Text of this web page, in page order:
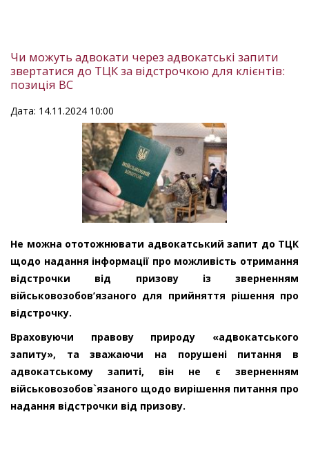
Чи можуть адвокати через адвокатські запити
звертатися до ТЦК за відстрочкою для клієнтів:
позиція ВС
Дата: 14.11.2024 10:00
Не можна ототожнювати адвокатський запит до ТЦК
щодо надання інформації про можливість отримання
відстрочки від призову із зверненням
військовозобов’язаного для прийняття рішення про
відстрочку.
Враховуючи правову природу «адвокатського
запиту», та зважаючи на порушені питання в
адвокатському запиті, він не є зверненням
військовозобов`язаного щодо вирішення питання про
надання відстрочки від призову.